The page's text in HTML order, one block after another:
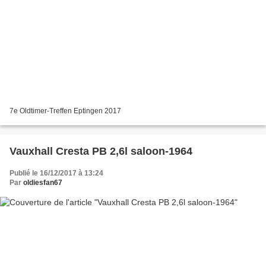
7e Oldtimer-Treffen Eptingen 2017
Vauxhall Cresta PB 2,6l saloon-1964
Publié le 16/12/2017 à 13:24
Par oldiesfan67